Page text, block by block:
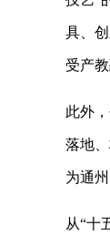
具、
受产
此外
落地
为通
从“十